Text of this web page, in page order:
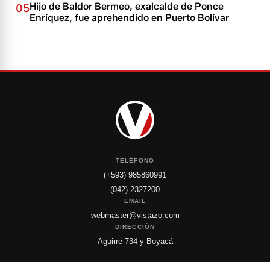
05Hijo de Baldor Bermeo, exalcalde de Ponce
Enríquez, fue aprehendido en Puerto Bolívar
TELÉFONO
(+593) 985860991
(042) 2327200
EMAIL
webmaster@vistazo.com
DIRECCIÓN
Aguirre 734 y Boyacá